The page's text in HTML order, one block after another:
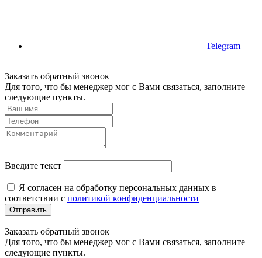
Telegram
Заказать обратный звонок
Для того, что бы менеджер мог с Вами связаться, заполните
следующие пункты.
Введите текст
Я согласен на обработку персональных данных в
соответствии с политикой конфиденциальности
Отправить
Заказать обратный звонок
Для того, что бы менеджер мог с Вами связаться, заполните
следующие пункты.